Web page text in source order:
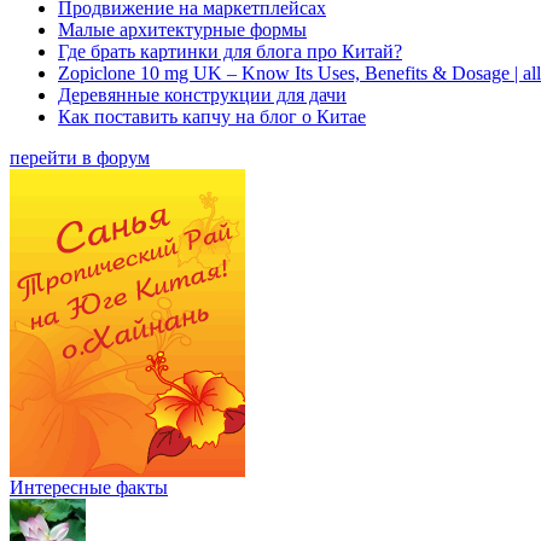
Продвижение на маркетплейсах
Малые архитектурные формы
Где брать картинки для блога про Китай?
Zopiclone 10 mg UK – Know Its Uses, Benefits & Dosage |
Деревянные конструкции для дачи
Как поставить капчу на блог о Китае
перейти в форум
Интересные факты